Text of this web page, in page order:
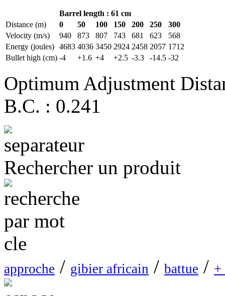
Barrel length : 61 cm
Distance (m)
0 50 100 150 200 250
300
Velocity (m/s)
940 873 807 743 681 623
568
Energy (joules) 4683 4036 3450 2924 2458 2057 1712
Bullet high (cm) -4 +1.6 +4 +2.5 -3.3 -14.5 -32
Optimum Adjustment
B.C. : 0.241
Rechercher un produit
approche / gibier africain / battue / +